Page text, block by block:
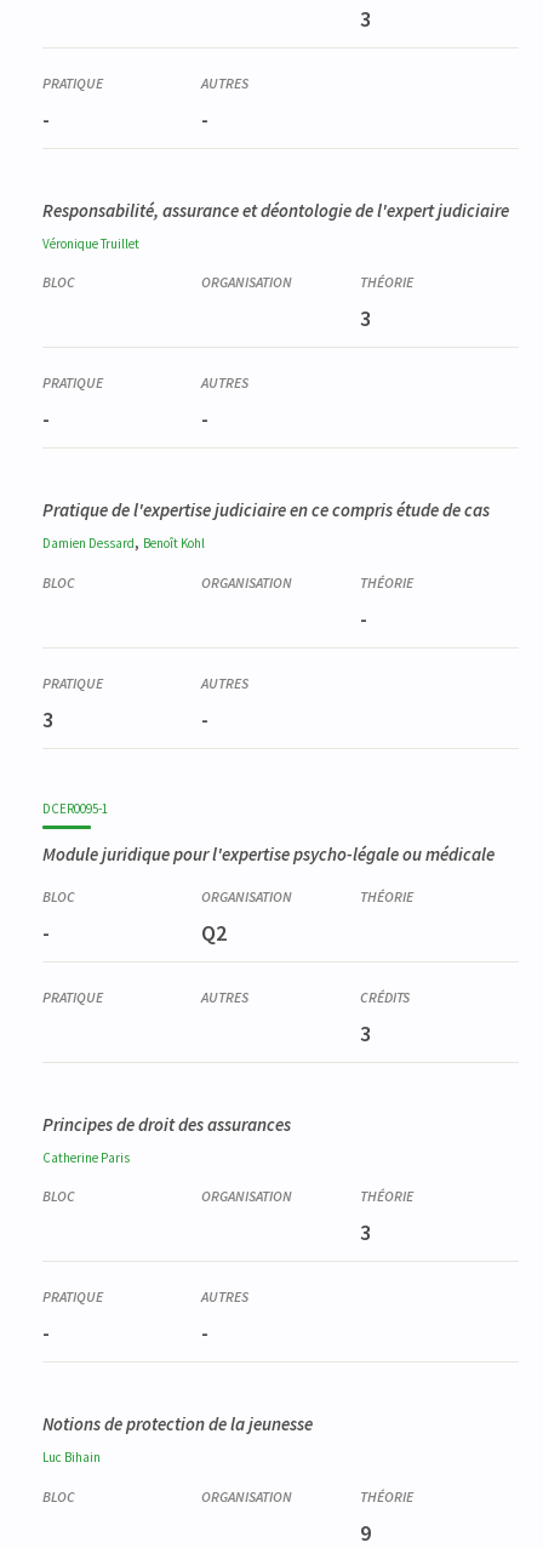
3
- -
Responsabilité, assurance et déontologie de l'expert judiciaire
VéroniqueTruillet
3
- -
Pratique de l'expertise judiciaire en ce compris étude de cas
Damien Dessard, Benoît Kohl
-
3 -
DCER0095-1
Module juridique pour l'expertise psycho-légale ou médicale
- Q2
3
Principes de droit des assurances
Catherine Paris
3
- -
Notions de protection de la jeunesse
Luc Bihain
9